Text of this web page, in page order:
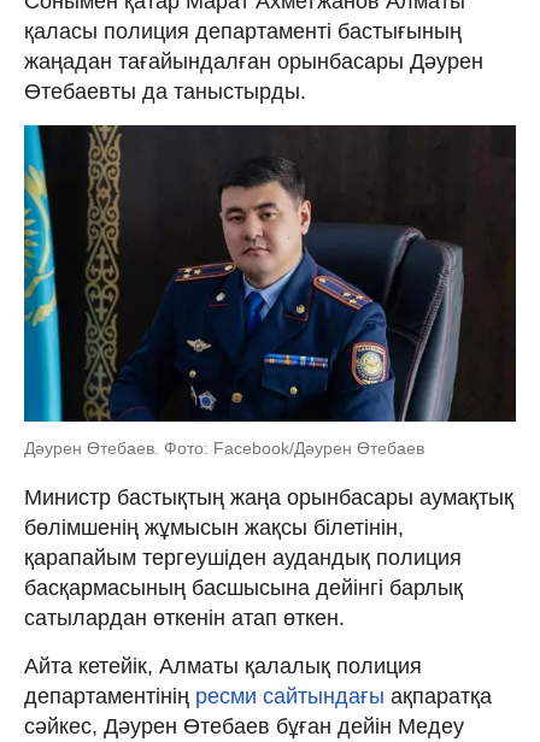
қаласы полиция департаменті бастығының
жаңадан тағайындалған орынбасары Дәурен
Өтебаевты да таныстырды.
Дәурен Өтебаев. Фото: Facebook/Дәурен Өтебаев
Министр бастықтың жаңа орынбасары аумақтық
бөлімшенің жұмысын жақсы білетінін,
қарапайым тергеушіден аудандық полиция
басқармасының басшысына дейінгі барлық
сатылардан өткенін атап өткен.
Айта кетейік, Алматы қалалық полиция
департаментінің ресми сайтындағы ақпаратқа
сәйкес, Дәурен Өтебаев бұған дейін Медеу